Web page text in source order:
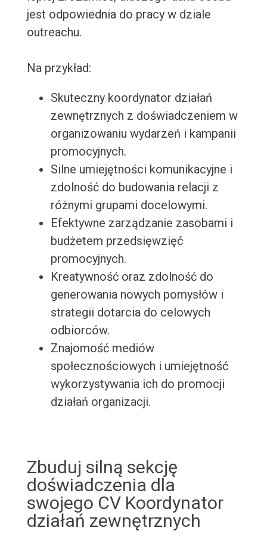
jest odpowiednia do pracy w dziale
outreachu.
Na przykład:
Skuteczny koordynator działań
zewnętrznych z doświadczeniem w
organizowaniu wydarzeń i kampanii
promocyjnych.
Silne umiejętności komunikacyjne i
zdolność do budowania relacji z
różnymi grupami docelowymi.
Efektywne zarządzanie zasobami i
budżetem przedsięwzięć
promocyjnych.
Kreatywność oraz zdolność do
generowania nowych pomysłów i
strategii dotarcia do celowych
odbiorców.
Znajomość mediów
społecznościowych i umiejętność
wykorzystywania ich do promocji
działań organizacji.
Zbuduj silną sekcję
doświadczenia dla
swojego CV Koordynator
działań zewnętrznych